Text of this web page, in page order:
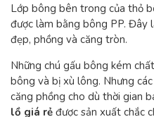
Lớp bông bên trong của thỏ
được làm bằng bông PP. Đây
đẹp, phồng và căng tròn.
Những chú gấu bông kém
bông và bị xù lông. Nhưng
căng phồng cho dù thời gian
lồ giá rẻ được sản xuất chắc